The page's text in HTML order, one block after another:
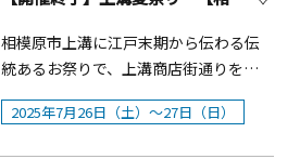
タとは ベトナムと神奈川県両地域の相
互理解を深め、将来にわたる両地域の
継続的な成長と発展を目的として、
皆様が参加して、交流しながら、ベト
壇とは無縁だった牧野の作品は、美術
館にはほとんど収蔵されず、個展を開
催するたびに熱心な個人コレクターが
収集し、その多くは秘蔵されてきまし
バラ展、コンサート、ガイドツアー、
フラワーアレンジメント教室など、多
彩な催しを楽しめる「ROSE FESTA
2026」を開催。期間限定メニューとし
相模原市上溝に江戸末期から伝わる伝
統あるお祭りで、上溝商店街通りを歩
行者天国にして開催されます。7月下旬
の土・日に開催されます。
2025年7月26日（土）～27日（日）